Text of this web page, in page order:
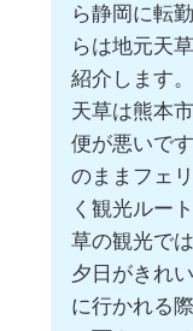
ら静岡に転
らは地元天
紹介します。
天草は熊本
便が悪いで
のままフェ
く観光ルー
草の観光で
夕日がきれ
に行かれる